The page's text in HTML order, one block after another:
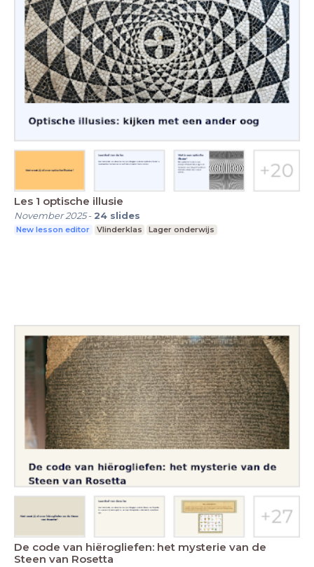
Les 1 optische illusie
November 2025- 24 slides
New lesson editor Vlinderklas Lager onderwijs
De code van hiërogliefen: het mysterie van de
Steen van Rosetta